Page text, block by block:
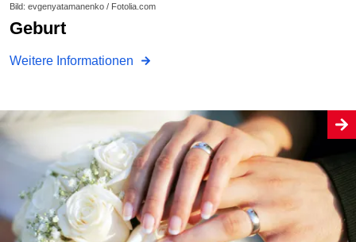
Bild: evgenyatamanenko / Fotolia.com
Geburt
Weitere Informationen